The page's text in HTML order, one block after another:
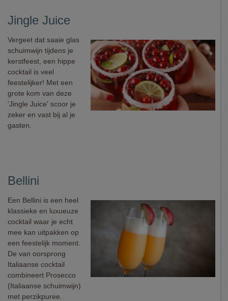
Jingle Juice
Vergeet dat saaie glas
schuimwijn tijdens je
kerstfeest, een hippe
cocktail is veel
feestelijker! Met een
grote kom van deze
'Jingle Juice' scoor je
zeker en vast bij al je
gasten.
Bellini
Een Bellini is een heel
klassieke en luxueuze
cocktail waar je echt
mee kan uitpakken op
een feestelijk moment.
De van oorsprong
Italiaanse cocktail
combineert Prosecco
(Italiaanse schuimwijn)
met perzikpuree.